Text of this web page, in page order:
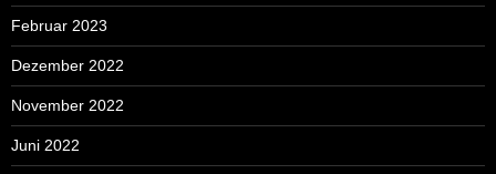
Februar 2023
Dezember 2022
November 2022
Juni 2022